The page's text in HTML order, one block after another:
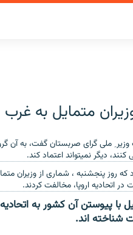
متمایل به غرب
ملی گرای صربستان گفت، به آن گروه
دیگر نمیتواند اعتماد کند.
که روز پنجشنبه ، شماری از وزیران
اتحادیه اروپا، مخالفت کردند.
با پیوستن آن کشور به
شناخته اند.